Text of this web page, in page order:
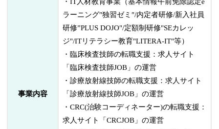
事業内容
・IT人材教育事業（基本情報午前免除認定e
ラーニング"独習ゼミ"/内定者研修/新入社員
研修”PLUS DOJO"/定額制研修"SEカレッ
ジ"/ITリテラシー教育"LITERA-IT"等）
・臨床検査技師の転職支援：求人サイト
「臨床検査技師JOB」の運営
・診療放射線技師の転職支援：求人サイト
「診療放射線技師JOB」の運営
・CRC(治験コーディネーター)の転職支援：
求人サイト「CRCJOB」の運営